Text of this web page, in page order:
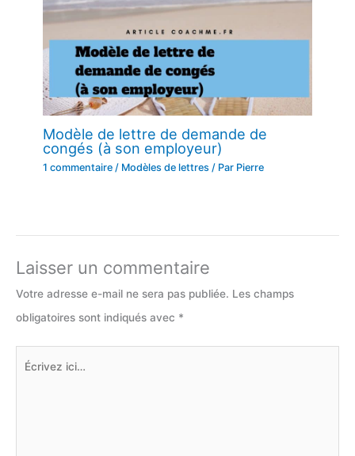
Modèle de lettre de demande de
congés (à son employeur)
1 commentaire / Modèles de lettres / Par Pierre
Laisser un commentaire
Votre adresse e-mail ne sera pas publiée. Les champs
obligatoires sont indiqués avec *